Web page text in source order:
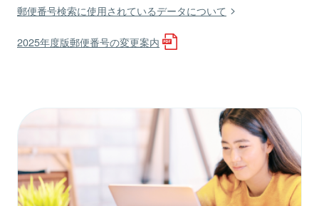
郵便番号検索に使用されているデータについて
2025年度版郵便番号の変更案内